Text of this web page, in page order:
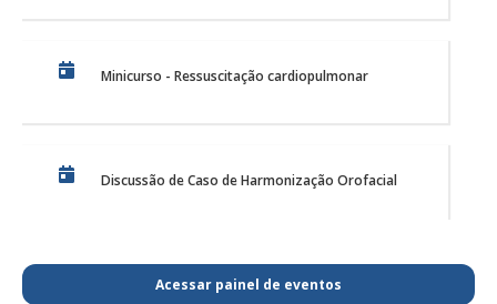
Minicurso - Ressuscitação cardiopulmonar
Discussão de Caso de Harmonização Orofacial
PE Projeto de Reabilitação Funcional
Acessar painel de eventos